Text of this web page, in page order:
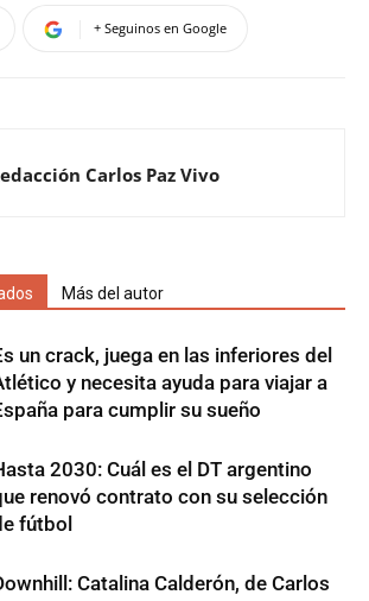
+ Seguinos en Google
Carlos Paz Vivo
Más del autor
un crack, juega en las inferiores del
y necesita ayuda para viajar a
para cumplir su sueño
2030: Cuál es el DT argentino
renovó contrato con su selección
fútbol
Catalina Calderón, de Carlos